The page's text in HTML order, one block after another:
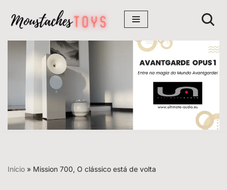
Avançar
para
conteúdo
Início » Mission 700, O clássico está de volta